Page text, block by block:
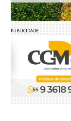
PUBLICIDADE